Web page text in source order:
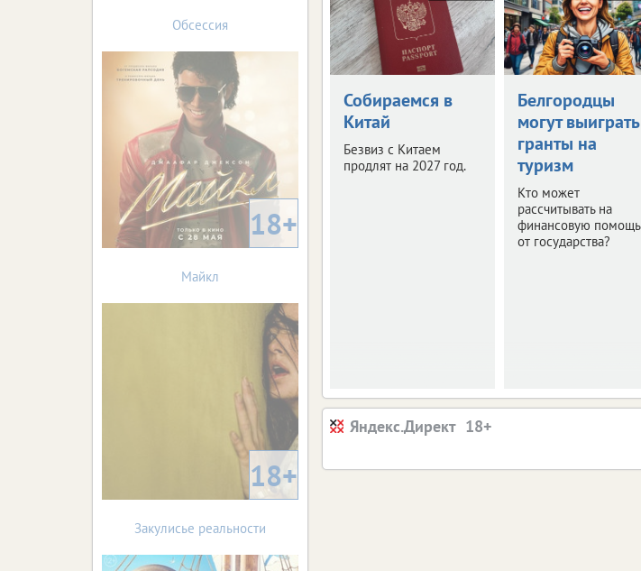
Собираемся в
Китай
Безвиз с Китаем
продлят на 2027 год.
Белгородцы
могут выиграть
гранты на
туризм
Кто может
рассчитывать на
финансовую помощь
от государства?
Яндекс.Директ
Обсессия
18+
Майкл
18+
Закулисье реальности